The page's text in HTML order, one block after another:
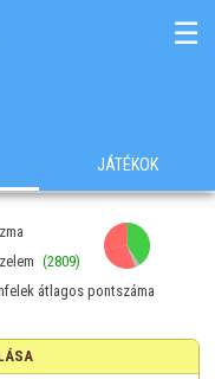
☰
JÁTÉKOK
(2809)
átlagos pontszáma